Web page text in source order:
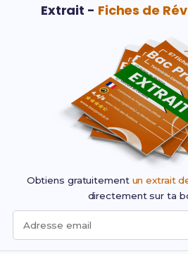
Extrait - Fiches de
Obtiens gratuitement un extrait
directement sur ta
Adresse email